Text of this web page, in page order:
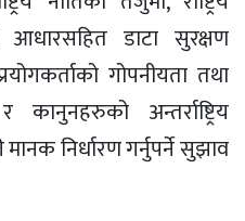
आधारसहित डाटा सुरक्षण
गोपनीयता तथा
अन्तर्राष्ट्रिय
निर्धारण गर्नुपर्ने सुझाव